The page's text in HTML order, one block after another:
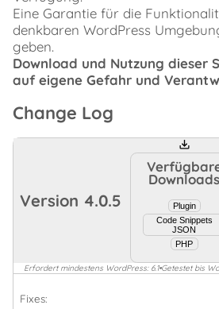
Eine Garantie für die
denkbaren WordPress
geben.
Download und Nutzung dieser
auf eigene Gefahr und
Change Log
Version 4.0.5
Downloads
Plugin
Code Snippets
JSON
PHP
Erfordert mindestens WordPress: 6.1•Getestet bis
Fixes: